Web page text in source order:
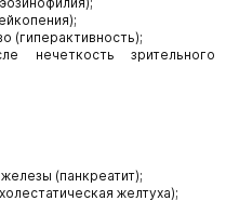
(гиперактивность);
нечеткость зрительного
(панкреатит);
желтуха);